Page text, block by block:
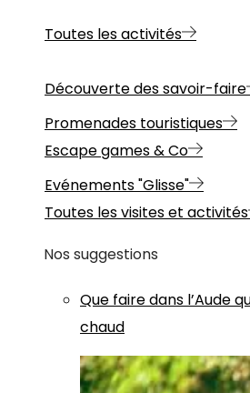
Toutes les activités
Découverte des savoir-faire
Promenades touristiques
Escape games & Co
Evénements "Glisse"
Toutes les visites et activités
Nos suggestions
Que faire dans l’Aude
chaud